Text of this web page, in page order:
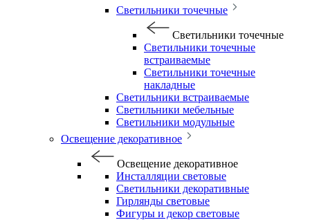
Светильники точечные
Светильники точечные
Светильники точечные
встраиваемые
Светильники точечные
накладные
Светильники встраиваемые
Светильники мебельные
Светильники модульные
Освещение декоративное
Освещение декоративное
Инсталляции световые
Светильники декоративные
Гирлянды световые
Фигуры и декор световые